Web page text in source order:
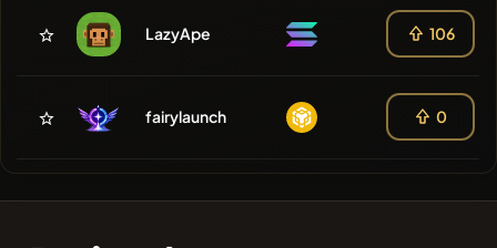
LazyApe 106
fairylaunch 0